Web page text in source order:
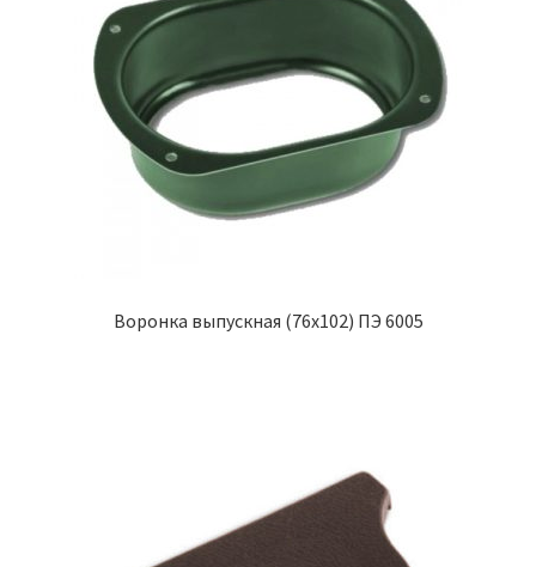
Воронка выпускная (76х102) ПЭ 6005